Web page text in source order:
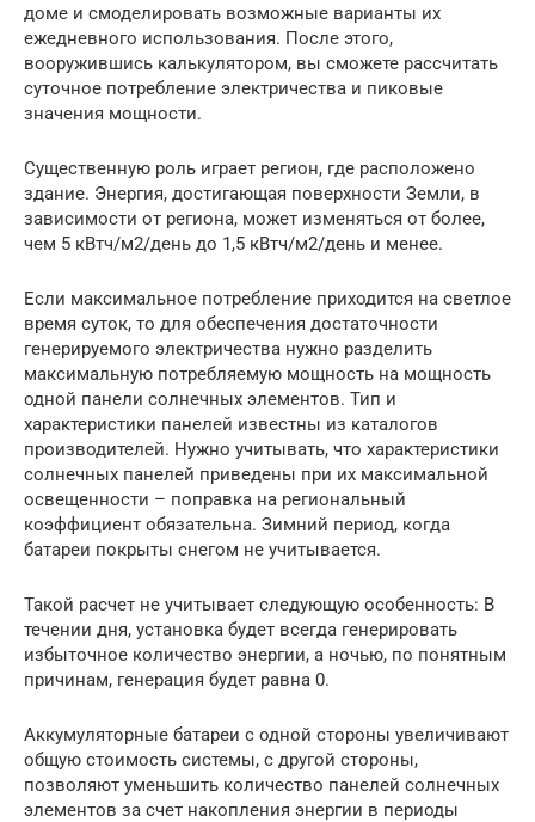
доме и смоделировать возможные варианты их
ежедневного использования. После этого,
вооружившись калькулятором, вы сможете рассчитать
суточное потребление электричества и пиковые
значения мощности.
Существенную роль играет регион, где расположено
здание. Энергия, достигающая поверхности Земли, в
зависимости от региона, может изменяться от более,
чем 5 кВтч/м2/день до 1,5 кВтч/м2/день и менее.
Если максимальное потребление приходится на светлое
время суток, то для обеспечения достаточности
генерируемого электричества нужно разделить
максимальную потребляемую мощность на мощность
одной панели солнечных элементов. Тип и
характеристики панелей известны из каталогов
производителей. Нужно учитывать, что характеристики
солнечных панелей приведены при их максимальной
освещенности – поправка на региональный
коэффициент обязательна. Зимний период, когда
батареи покрыты снегом не учитывается.
Такой расчет не учитывает следующую особенность: В
течении дня, установка будет всегда генерировать
избыточное количество энергии, а ночью, по понятным
причинам, генерация будет равна 0.
Аккумуляторные батареи с одной стороны увеличивают
общую стоимость системы, с другой стороны,
позволяют уменьшить количество панелей солнечных
элементов за счет накопления энергии в периоды